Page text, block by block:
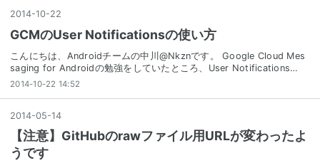
2014-10-22
GCMのUser Notificationsの使い方
こんにちは、Androidチームの中川@Nkznです。 Google Cloud Mes
saging for Androidの勉強をしていたところ、User Notifications…
2014-10-22 14:52
2014-05-14
【注意】GitHubのrawファイル用URLが変わったよ
うです